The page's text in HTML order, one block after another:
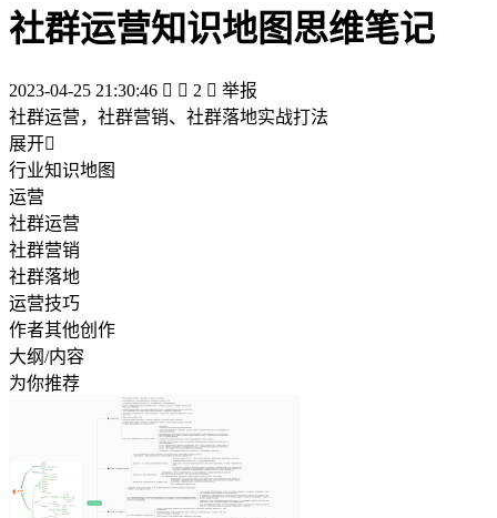
社群运营知识地图思维笔记
2023-04-25 21:30:46   2  举报
社群运营，社群营销、社群落地实战打法
展开
行业知识地图
运营
社群运营
社群营销
社群落地
运营技巧
作者其他创作
大纲/内容
为你推荐